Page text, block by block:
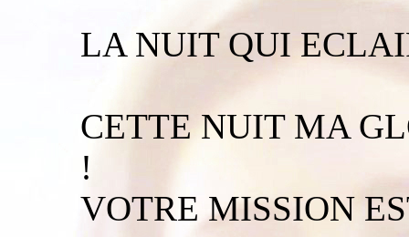
LA NUIT QUI
CETTE NUIT MA
!
VOTRE MISSION